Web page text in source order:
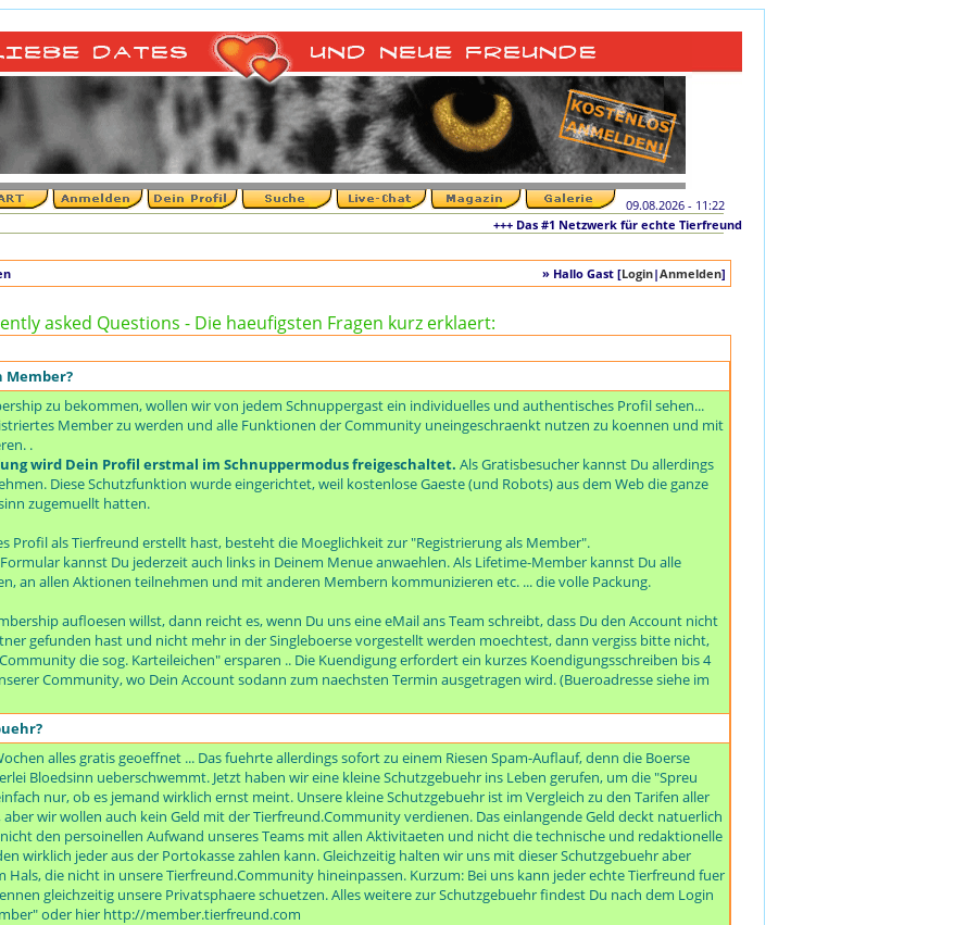
09.08.2026 - 11:22
+++ Das #1 Netzwerk für echte Tierfreunde und tierliebe Singles +++ Die
» Hallo Gast [Login|Anmelden]
asked Questions - Die haeufigsten Fragen kurz erklaert:
Member?
zu bekommen, wollen wir von jedem Schnuppergast ein individuelles und authentisches Profil sehen...
Member zu werden und alle Funktionen der Community uneingeschraenkt nutzen zu koennen und mit
.
wird Dein Profil erstmal im Schnuppermodus freigeschaltet. Als Gratisbesucher kannst Du allerdings
Diese Schutzfunktion wurde eingerichtet, weil kostenlose Gaeste (und Robots) aus dem Web die ganze
zugemuellt hatten.
Profil als Tierfreund erstellt hast, besteht die Moeglichkeit zur "Registrierung als Member".
Formular kannst Du jederzeit auch links in Deinem Menue anwaehlen. Als Lifetime-Member kannst Du alle
an allen Aktionen teilnehmen und mit anderen Membern kommunizieren etc. ... die volle Packung.
aufloesen willst, dann reicht es, wenn Du uns eine eMail ans Team schreibt, dass Du den Account nicht
gefunden hast und nicht mehr in der Singleboerse vorgestellt werden moechtest, dann vergiss bitte nicht,
die sog. Karteileichen" ersparen .. Die Kuendigung erfordert ein kurzes Koendigungsschreiben bis 4
Community, wo Dein Account sodann zum naechsten Termin ausgetragen wird. (Bueroadresse siehe im
alles gratis geoeffnet ... Das fuehrte allerdings sofort zu einem Riesen Spam-Auflauf, denn die Boerse
Bloedsinn ueberschwemmt. Jetzt haben wir eine kleine Schutzgebuehr ins Leben gerufen, um die "Spreu
nur, ob es jemand wirklich ernst meint. Unsere kleine Schutzgebuehr ist im Vergleich zu den Tarifen aller
wir wollen auch kein Geld mit der Tierfreund.Community verdienen. Das einlangende Geld deckt natuerlich
den persoinellen Aufwand unseres Teams mit allen Aktivitaeten und nicht die technische und redaktionelle
wirklich jeder aus der Portokasse zahlen kann. Gleichzeitig halten wir uns mit dieser Schutzgebuehr aber
die nicht in unsere Tierfreund.Community hineinpassen. Kurzum: Bei uns kann jeder echte Tierfreund fuer
gleichzeitig unsere Privatsphaere schuetzen. Alles weitere zur Schutzgebuehr findest Du nach dem Login
oder hier http://member.tierfreund.com